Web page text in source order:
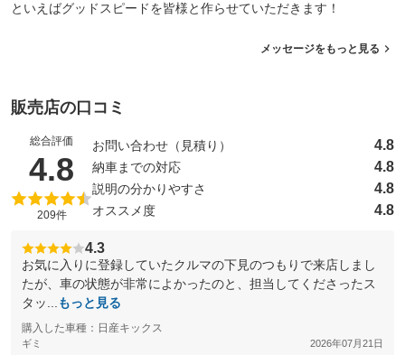
といえばグッドスピードを皆様と作らせていただきます！
メッセージをもっと見る
販売店の口コミ
総合評価
4.8 （5点満点中）
209件
お問い合わせ（見積り） 4.8
納車までの対応 4.8
説明の分かりやすさ 4.8
オススメ度 4.8
4.3
お気に入りに登録していたクルマの下見のつもりで来店しまし
たが、車の状態が非常によかったのと、担当してくださったス
タッ...
もっと見る
購入した車種：日産キックス
ギミ 2026年07月21日